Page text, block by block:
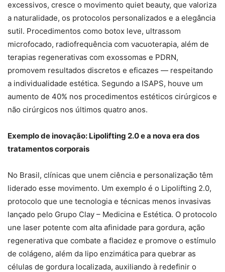
excessivos, cresce o movimento quiet beauty, que valoriza
a naturalidade, os protocolos personalizados e a elegância
sutil. Procedimentos como botox leve, ultrassom
microfocado, radiofrequência com vacuoterapia, além de
terapias regenerativas com exossomas e PDRN,
promovem resultados discretos e eficazes — respeitando
a individualidade estética. Segundo a ISAPS, houve um
aumento de 40% nos procedimentos estéticos cirúrgicos e
não cirúrgicos nos últimos quatro anos.
Exemplo de inovação: Lipolifting 2.0 e a nova era dos
tratamentos corporais
No Brasil, clínicas que unem ciência e personalização têm
liderado esse movimento. Um exemplo é o Lipolifting 2.0,
protocolo que une tecnologia e técnicas menos invasivas
lançado pelo Grupo Clay – Medicina e Estética. O protocolo
une laser potente com alta afinidade para gordura, ação
regenerativa que combate a flacidez e promove o estímulo
de colágeno, além da lipo enzimática para quebrar as
células de gordura localizada, auxiliando à redefinir o